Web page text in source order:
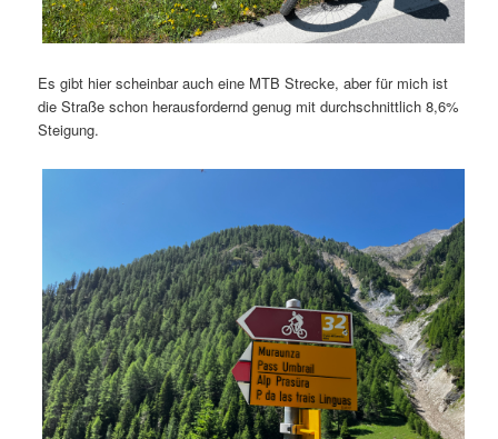
Es gibt hier scheinbar auch eine MTB Strecke, aber für mich ist
die Straße schon herausfordernd genug mit durchschnittlich 8,6%
Steigung.